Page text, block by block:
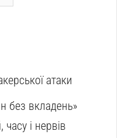
атаки
без вкладень»
і нервів